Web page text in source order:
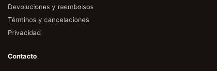
Devoluciones y reembolsos
Términos y cancelaciones
Privacidad
Contacto